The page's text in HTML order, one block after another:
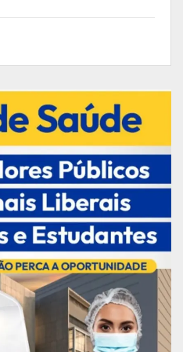
da pandemia na vida das
na praça de
Shopping e foi
conta das medidas de
A programação